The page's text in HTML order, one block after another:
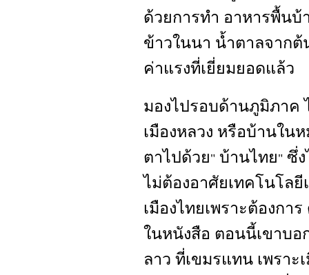
ด้วยการทำ อาหารพื้นบ้
ข้าวในนา น้ำตาลจากต้
ค่าแรงที่เยี่ยมยอดแล้ว
มองไปรอบด้านภูมิภาค
เมืองหลวง หรือบ้านใน
ตาไปด้วย" บ้านไทย" ซึ่ง
ไม่ต้องอาศัยเทคโนโล
เมืองไทยเพราะต้องการ
ในหนังสือ ตอนนี้เขาบอ
ลาว ที่เขมรแทน เพราะ